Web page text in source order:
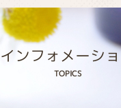
インフォメーシ
TOPICS